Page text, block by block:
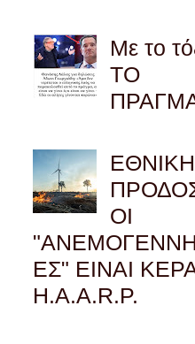
Με το
ΤΟ
ΕΘΝΙΚΗ
ΟΙ
ΕΣ" ΕΙΝΑΙ
H.A.A.R.P.